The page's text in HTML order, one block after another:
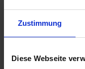
Zustimmung
Diese Webseite